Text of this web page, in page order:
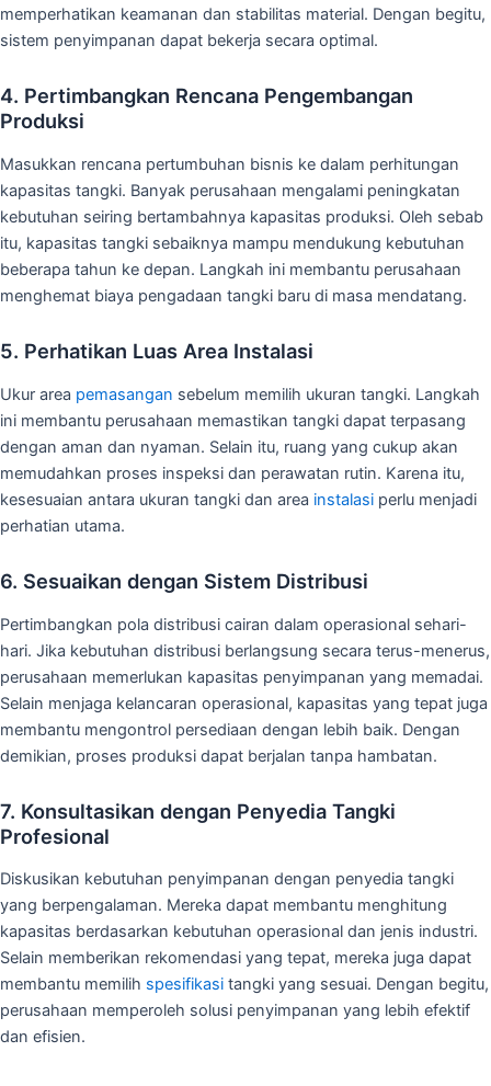
memperhatikan keamanan dan stabilitas material. Dengan begitu,
sistem penyimpanan dapat bekerja secara optimal.
4. Pertimbangkan Rencana Pengembangan
Produksi
Masukkan rencana pertumbuhan bisnis ke dalam perhitungan
kapasitas tangki. Banyak perusahaan mengalami peningkatan
kebutuhan seiring bertambahnya kapasitas produksi. Oleh sebab
itu, kapasitas tangki sebaiknya mampu mendukung kebutuhan
beberapa tahun ke depan. Langkah ini membantu perusahaan
menghemat biaya pengadaan tangki baru di masa mendatang.
5. Perhatikan Luas Area Instalasi
Ukur area pemasangan sebelum memilih ukuran tangki. Langkah
ini membantu perusahaan memastikan tangki dapat terpasang
dengan aman dan nyaman. Selain itu, ruang yang cukup akan
memudahkan proses inspeksi dan perawatan rutin. Karena itu,
kesesuaian antara ukuran tangki dan area instalasi perlu menjadi
perhatian utama.
6. Sesuaikan dengan Sistem Distribusi
Pertimbangkan pola distribusi cairan dalam operasional sehari-
hari. Jika kebutuhan distribusi berlangsung secara terus-menerus,
perusahaan memerlukan kapasitas penyimpanan yang memadai.
Selain menjaga kelancaran operasional, kapasitas yang tepat juga
membantu mengontrol persediaan dengan lebih baik. Dengan
demikian, proses produksi dapat berjalan tanpa hambatan.
7. Konsultasikan dengan Penyedia Tangki
Profesional
Diskusikan kebutuhan penyimpanan dengan penyedia tangki
yang berpengalaman. Mereka dapat membantu menghitung
kapasitas berdasarkan kebutuhan operasional dan jenis industri.
Selain memberikan rekomendasi yang tepat, mereka juga dapat
membantu memilih spesifikasi tangki yang sesuai. Dengan begitu,
perusahaan memperoleh solusi penyimpanan yang lebih efektif
dan efisien.